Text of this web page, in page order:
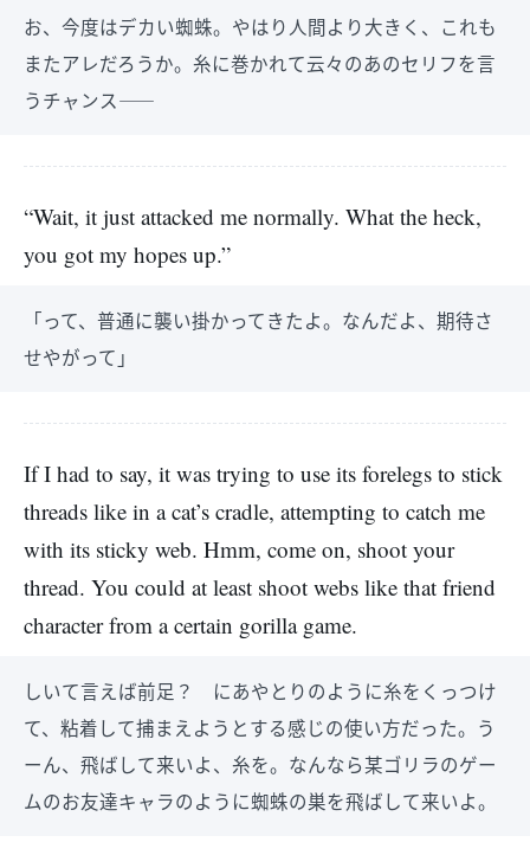
お、今度はデカい蜘蛛。やはり人間より大きく、これも
またアレだろうか。糸に巻かれて云々のあのセリフを言
うチャンス――
“Wait, it just attacked me normally. What the heck,
you got my hopes up.”
「って、普通に襲い掛かってきたよ。なんだよ、期待さ
せやがって」
If I had to say, it was trying to use its forelegs to stick
threads like in a cat’s cradle, attempting to catch me
with its sticky web. Hmm, come on, shoot your
thread. You could at least shoot webs like that friend
character from a certain gorilla game.
しいて言えば前足？ にあやとりのように糸をくっつけ
て、粘着して捕まえようとする感じの使い方だった。う
ーん、飛ばして来いよ、糸を。なんなら某ゴリラのゲー
ムのお友達キャラのように蜘蛛の巣を飛ばして来いよ。